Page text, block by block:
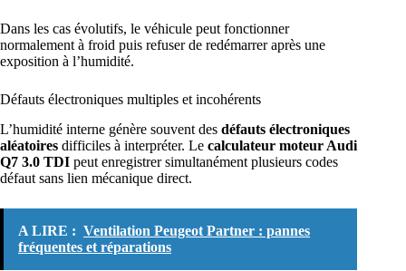
Dans les cas évolutifs, le véhicule peut fonctionner
normalement à froid puis refuser de redémarrer après une
exposition à l’humidité.
Défauts électroniques multiples et incohérents
L’humidité interne génère souvent des défauts électroniques
aléatoires difficiles à interpréter. Le calculateur moteur Audi
Q7 3.0 TDI peut enregistrer simultanément plusieurs codes
défaut sans lien mécanique direct.
A LIRE : Ventilation Peugeot Partner : pannes
fréquentes et réparations